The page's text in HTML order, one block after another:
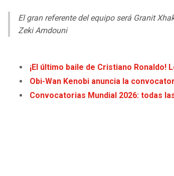
El gran referente del equipo será Granit
Zeki Amdouni
¡El último baile de Cristiano
Obi-Wan Kenobi anuncia la
Convocatorias Mundial 2026: todas